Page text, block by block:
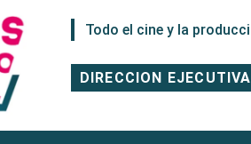
Todo el cine y la
DIRECCION